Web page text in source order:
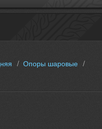
/ Опоры шаровые /